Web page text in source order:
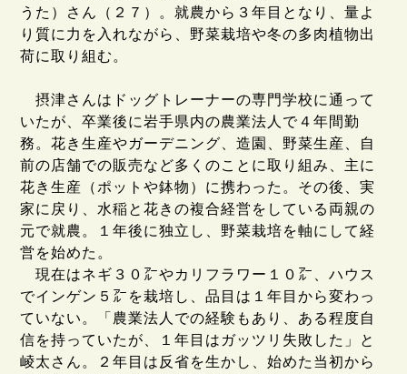
うた）さん（２７）。就農から３年目となり、量よ
り質に力を入れながら、野菜栽培や冬の多肉植物出
荷に取り組む。
摂津さんはドッグトレーナーの専門学校に通って
いたが、卒業後に岩手県内の農業法人で４年間勤
務。花き生産やガーデニング、造園、野菜生産、自
前の店舗での販売など多くのことに取り組み、主に
花き生産（ポットや鉢物）に携わった。その後、実
家に戻り、水稲と花きの複合経営をしている両親の
元で就農。１年後に独立し、野菜栽培を軸にして経
営を始めた。
現在はネギ３０㌃やカリフラワー１０㌃、ハウス
でインゲン５㌃を栽培し、品目は１年目から変わっ
ていない。「農業法人での経験もあり、ある程度自
信を持っていたが、１年目はガッツリ失敗した」と
崚太さん。２年目は反省を生かし、始めた当初から